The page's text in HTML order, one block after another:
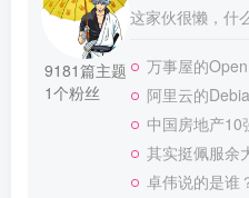
9181篇主题
1个粉丝
这家伙很懒，什
万事屋的
阿里云的
中国房地产10
其实挺佩服余大嘴的，毕
卓伟说的是谁